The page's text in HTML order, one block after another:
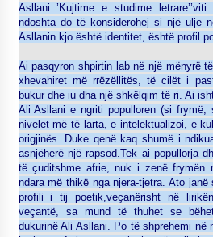
Asllani ’Kujtime e studime
ndoshta do të konsiderohej si një ulje
Asllanin kjo është identitet, është profil
Ai pasqyron shpirtin lab në një mënyrë
xhevahiret më rrëzëllitës, të cilët i
bukur dhe iu dha një shkëlqim të ri. Ai
Ali Asllani e ngriti populloren (si
nivelet më të larta, e intelektualizoi, e
origjinës. Duke qenë kaq shumë i
asnjëherë një rapsod.Tek ai popullorja
të çuditshme afrie, nuk i zenë frymën
ndara më thikë nga njera-tjetra. Ato
profili i tij poetik,veçanërisht në
veçantë, sa mund të thuhet se
dukurinë Ali Asllani. Po të shprehemi në